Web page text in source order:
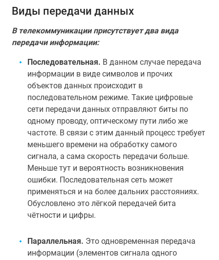
Виды передачи данных
В телекоммуникации присутствует два вида
передачи информации:
Последовательная. В данном случае передача
информации в виде символов и прочих
объектов данных происходит в
последовательном режиме. Такие цифровые
сети передачи данных отправляют биты по
одному проводу, оптическому пути либо же
частоте. В связи с этим данный процесс требует
меньшего времени на обработку самого
сигнала, а сама скорость передачи больше.
Меньше тут и вероятность возникновения
ошибки. Последовательная сеть может
применяться и на более дальних расстояниях.
Обусловлено это лёгкой передачей бита
чётности и цифры.
Параллельная. Это одновременная передача
информации (элементов сигнала одного